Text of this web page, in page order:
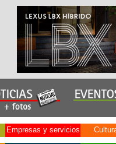
Empresas y servicios